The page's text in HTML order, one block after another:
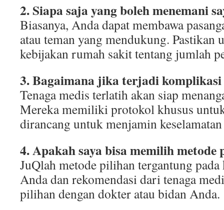
2. Siapa saja yang boleh menemani
Biasanya, Anda dapat membawa
atau teman yang mendukung. Pastikan
kebijakan rumah sakit tentang jumlah
3. Bagaimana jika terjadi komplikasi
Tenaga medis terlatih akan siap
Mereka memiliki protokol khusus
dirancang untuk menjamin
4. Apakah saya bisa memilih metode
JuQlah metode pilihan tergantung pada
Anda dan rekomendasi dari tenaga
pilihan dengan dokter atau bidan Anda.